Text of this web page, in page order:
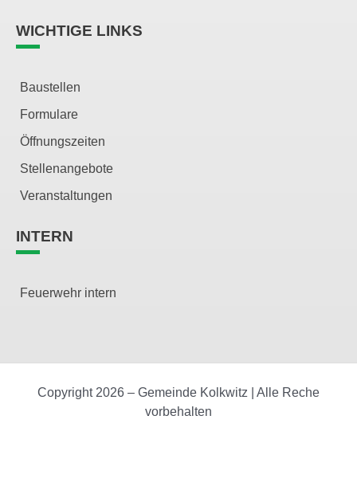
WICHTIGE LINKS
Baustellen
Formulare
Öffnungszeiten
Stellenangebote
Veranstaltungen
INTERN
Feuerwehr intern
Copyright 2026 – Gemeinde Kolkwitz | Alle Reche
vorbehalten